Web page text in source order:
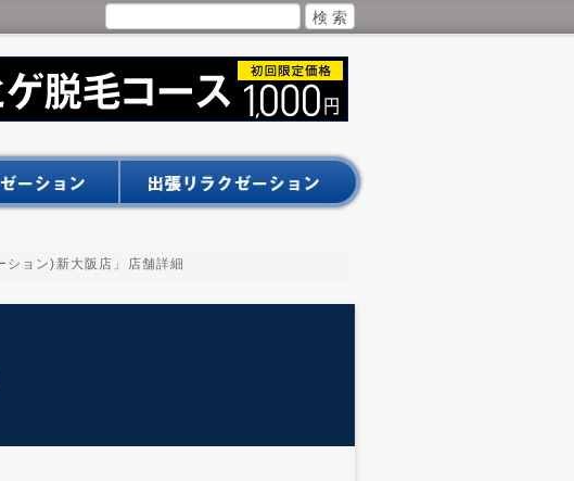
ョン)新大阪店」店舗詳細